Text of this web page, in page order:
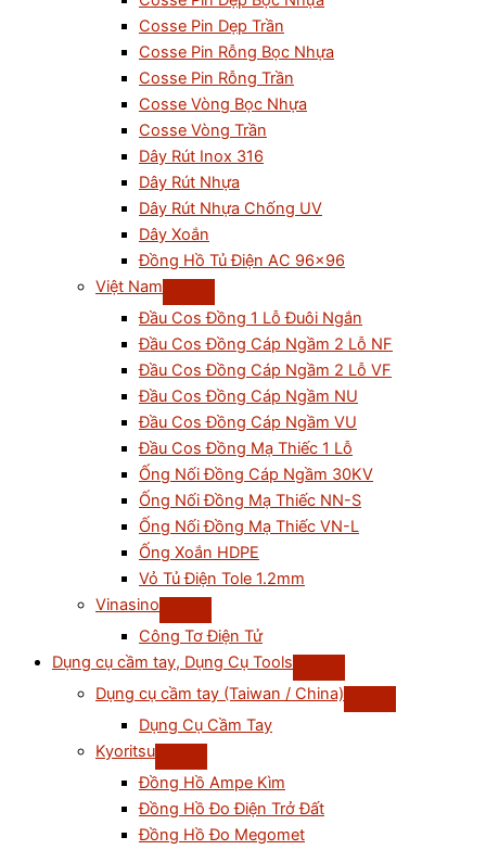
Cosse Pin Dẹp Trần
Cosse Pin Rỗng Bọc Nhựa
Cosse Pin Rỗng Trần
Cosse Vòng Bọc Nhựa
Cosse Vòng Trần
Dây Rút Inox 316
Dây Rút Nhựa
Dây Rút Nhựa Chống UV
Dây Xoắn
Đồng Hồ Tủ Điện AC 96×96
Việt Nam
Đầu Cos Đồng 1 Lỗ Đuôi Ngắn
Đầu Cos Đồng Cáp Ngầm 2 Lỗ NF
Đầu Cos Đồng Cáp Ngầm 2 Lỗ VF
Đầu Cos Đồng Cáp Ngầm NU
Đầu Cos Đồng Cáp Ngầm VU
Đầu Cos Đồng Mạ Thiếc 1 Lỗ
Ống Nối Đồng Cáp Ngầm 30KV
Ống Nối Đồng Mạ Thiếc NN-S
Ống Nối Đồng Mạ Thiếc VN-L
Ống Xoắn HDPE
Vỏ Tủ Điện Tole 1.2mm
Vinasino
Công Tơ Điện Tử
Dụng cụ cầm tay, Dụng Cụ Tools
Dụng cụ cầm tay (Taiwan / China)
Dụng Cụ Cầm Tay
Kyoritsu
Đồng Hồ Ampe Kìm
Đồng Hồ Đo Điện Trở Đất
Đồng Hồ Đo Megomet